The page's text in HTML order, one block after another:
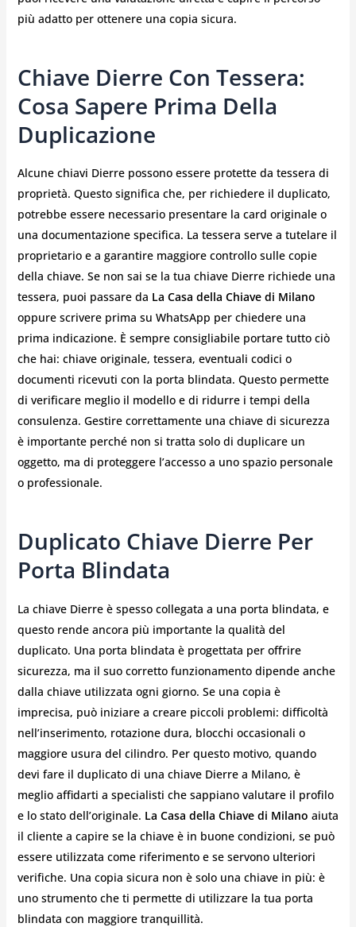
più adatto per ottenere una copia sicura.
Chiave Dierre Con Tessera:
Cosa Sapere Prima Della
Duplicazione
Alcune chiavi Dierre possono essere protette da tessera di
proprietà. Questo significa che, per richiedere il duplicato,
potrebbe essere necessario presentare la card originale o
una documentazione specifica. La tessera serve a tutelare il
proprietario e a garantire maggiore controllo sulle copie
della chiave. Se non sai se la tua chiave Dierre richiede una
tessera, puoi passare da La Casa della Chiave di Milano
oppure scrivere prima su WhatsApp per chiedere una
prima indicazione. È sempre consigliabile portare tutto ciò
che hai: chiave originale, tessera, eventuali codici o
documenti ricevuti con la porta blindata. Questo permette
di verificare meglio il modello e di ridurre i tempi della
consulenza. Gestire correttamente una chiave di sicurezza
è importante perché non si tratta solo di duplicare un
oggetto, ma di proteggere l’accesso a uno spazio personale
o professionale.
Duplicato Chiave Dierre Per
Porta Blindata
La chiave Dierre è spesso collegata a una porta blindata, e
questo rende ancora più importante la qualità del
duplicato. Una porta blindata è progettata per offrire
sicurezza, ma il suo corretto funzionamento dipende anche
dalla chiave utilizzata ogni giorno. Se una copia è
imprecisa, può iniziare a creare piccoli problemi: difficoltà
nell’inserimento, rotazione dura, blocchi occasionali o
maggiore usura del cilindro. Per questo motivo, quando
devi fare il duplicato di una chiave Dierre a Milano, è
meglio affidarti a specialisti che sappiano valutare il profilo
e lo stato dell’originale. La Casa della Chiave di Milano aiuta
il cliente a capire se la chiave è in buone condizioni, se può
essere utilizzata come riferimento e se servono ulteriori
verifiche. Una copia sicura non è solo una chiave in più: è
uno strumento che ti permette di utilizzare la tua porta
blindata con maggiore tranquillità.